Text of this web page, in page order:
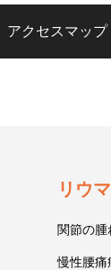
アクセスマップ
リウ
関節の腫
慢性腰痛